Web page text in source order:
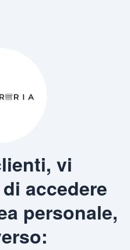
vi
accedere
personale,